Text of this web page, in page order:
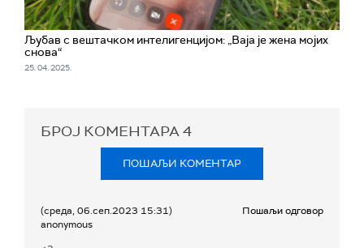
Љубав с вештачком интелигенцијом: „Ваја је жена мојих
снова“
25. 04. 2025.
БРОЈ КОМЕНТАРА4
ПОШАЉИ КОМЕНТАР
(среда, 06.сеп.2023 15:31)
anonymous
Пошаљи одговор